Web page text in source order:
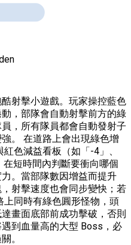
射擊小遊戲。玩家操控藍色
，部隊會自動射擊前方的綠
，所有隊員都會自動發射子
。 在道路上會出現綠色增
色減益看板（如「-4」、
在短時間內判斷要衝向哪個
。當部隊數因增益而提升
射擊速度也會同步變快；若
同時有綠色圓形怪物，頭
畫面底部前成功擊破，否則
到血量高的大型 Boss，必
。